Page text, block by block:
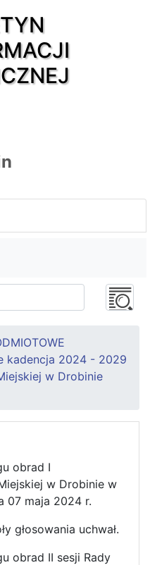
kadencja 2024 - 2029
w Drobinie
obrad I
w Drobinie w
07 maja 2024 r.
głosowania uchwał.
obrad II sesji Rady